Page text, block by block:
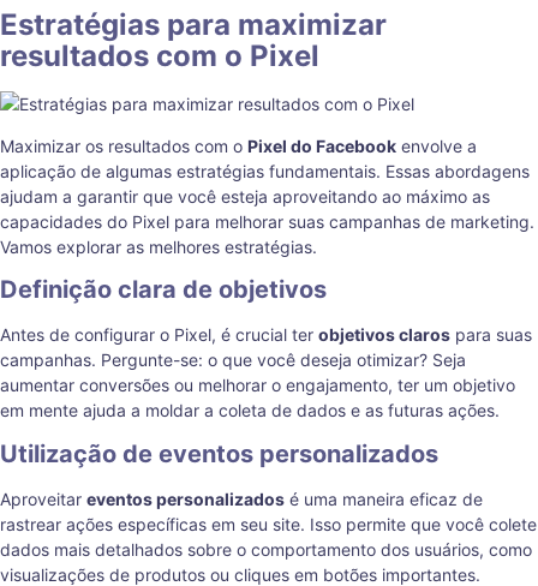
Estratégias para maximizar
resultados com o Pixel
Maximizar os resultados com o Pixel do Facebook envolve a
aplicação de algumas estratégias fundamentais. Essas abordagens
ajudam a garantir que você esteja aproveitando ao máximo as
capacidades do Pixel para melhorar suas campanhas de marketing.
Vamos explorar as melhores estratégias.
Definição clara de objetivos
Antes de configurar o Pixel, é crucial ter objetivos claros para suas
campanhas. Pergunte-se: o que você deseja otimizar? Seja
aumentar conversões ou melhorar o engajamento, ter um objetivo
em mente ajuda a moldar a coleta de dados e as futuras ações.
Utilização de eventos personalizados
Aproveitar eventos personalizados é uma maneira eficaz de
rastrear ações específicas em seu site. Isso permite que você colete
dados mais detalhados sobre o comportamento dos usuários, como
visualizações de produtos ou cliques em botões importantes.